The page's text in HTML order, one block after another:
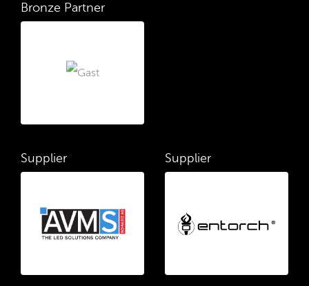
Bronze Partner
Supplier Supplier